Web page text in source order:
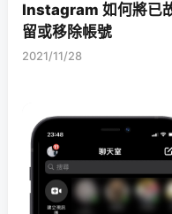
Instagram 如何將已
留或移除帳號
2021/11/28